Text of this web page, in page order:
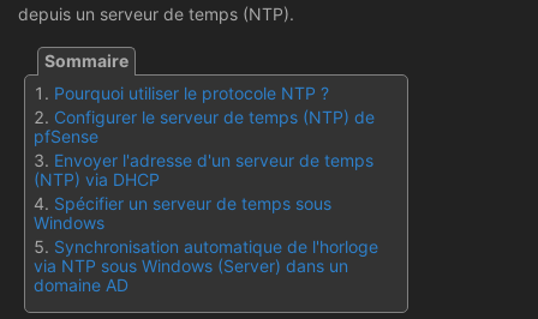
depuis un serveur de temps (NTP).
Pourquoi utiliser le protocole NTP ?
Configurer le serveur de temps (NTP) de
pfSense
Envoyer l'adresse d'un serveur de temps
(NTP) via DHCP
Spécifier un serveur de temps sous
Windows
Synchronisation automatique de l'horloge
via NTP sous Windows (Server) dans un
domaine AD